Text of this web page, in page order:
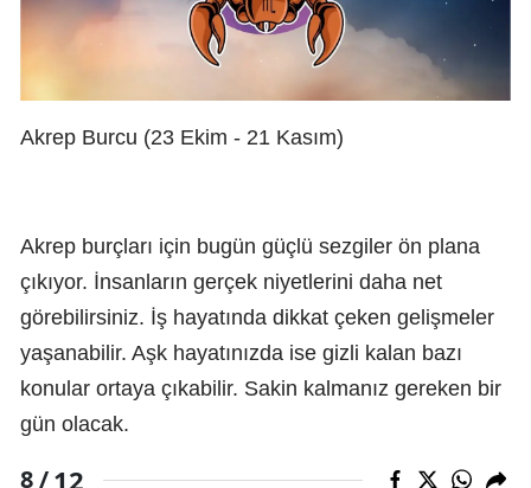
Akrep Burcu (23 Ekim - 21 Kasım)
Akrep burçları için bugün güçlü sezgiler ön plana
çıkıyor. İnsanların gerçek niyetlerini daha net
görebilirsiniz. İş hayatında dikkat çeken gelişmeler
yaşanabilir. Aşk hayatınızda ise gizli kalan bazı
konular ortaya çıkabilir. Sakin kalmanız gereken bir
gün olacak.
8 /12